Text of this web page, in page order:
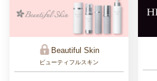
Beautiful Skin
ビューティフルスキン